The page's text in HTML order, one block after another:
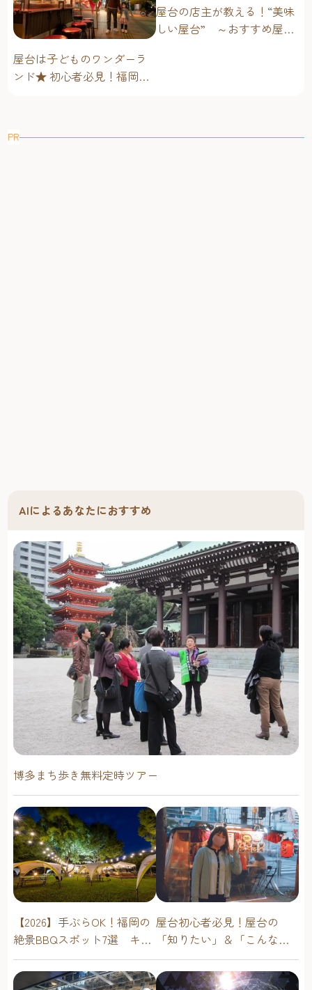
屋台は子どものワンダーラ
ンド★ 初心者必見！福岡博
屋台の店主が教える！“美味
しい屋台” ～おすすめ屋台
PR
AIによるあなたにおすすめ
博多まち歩き無料定時ツアー
【2026】手ぶらOK！福岡の
絶景BBQスポット7選 キャ
ンプ場・海辺・公園で手軽
に楽しむ
屋台初心者必見！屋台の
「知りたい」＆「こんな時
どうしたらいい？」その疑
問に答えます！